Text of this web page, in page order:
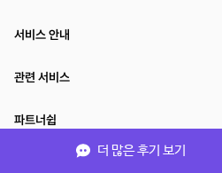
더 많은 후기 보기
서비스 안내
관련 서비스
파트너쉽
서비스 제공 국가